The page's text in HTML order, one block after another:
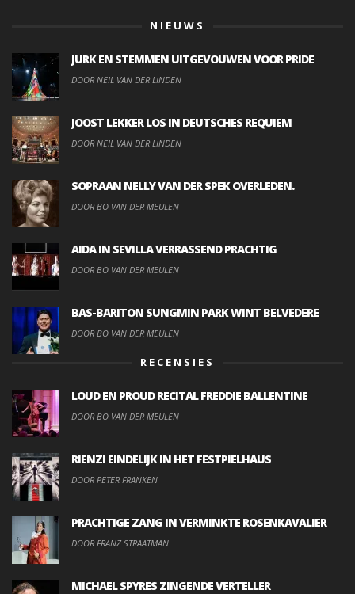
NIEUWS
JURK EN STEMMEN UITGEVOUWEN VOOR PRIDE
DOOR NEIL VAN DER LINDEN
JOOST LEKKER LOS IN DEUTSCHES REQUIEM
DOOR NEIL VAN DER LINDEN
SOPRAAN NELLY VAN DER SPEK OVERLEDEN.
DOOR BO VAN DER MEULEN
AIDA IN SEVILLA VERRASSEND PRACHTIG
DOOR BO VAN DER MEULEN
BAS-BARITON SUNGMIN PARK WINT BELVEDERE
DOOR BO VAN DER MEULEN
RECENSIES
LOUD EN PROUD RECITAL FREDDIE BALLENTINE
DOOR BO VAN DER MEULEN
RIENZI EINDELIJK IN HET FESTPIELHAUS
DOOR PETER FRANKEN
PRACHTIGE ZANG IN VERMINKTE ROSENKAVALIER
DOOR FRANZ STRAATMAN
MICHAEL SPYRES ZINGENDE VERTELLER